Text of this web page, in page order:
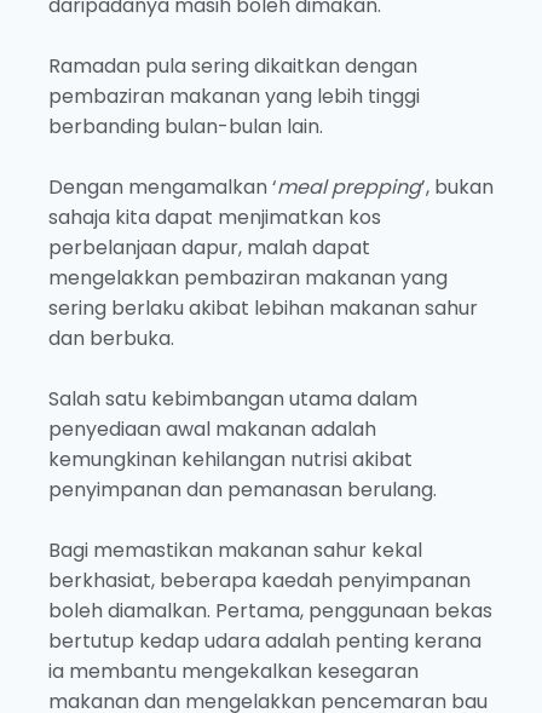
daripadanya masih boleh dimakan.
Ramadan pula sering dikaitkan dengan
pembaziran makanan yang lebih tinggi
berbanding bulan-bulan lain.
Dengan mengamalkan ‘meal prepping’, bukan
sahaja kita dapat menjimatkan kos
perbelanjaan dapur, malah dapat
mengelakkan pembaziran makanan yang
sering berlaku akibat lebihan makanan sahur
dan berbuka.
Salah satu kebimbangan utama dalam
penyediaan awal makanan adalah
kemungkinan kehilangan nutrisi akibat
penyimpanan dan pemanasan berulang.
Bagi memastikan makanan sahur kekal
berkhasiat, beberapa kaedah penyimpanan
boleh diamalkan. Pertama, penggunaan bekas
bertutup kedap udara adalah penting kerana
ia membantu mengekalkan kesegaran
makanan dan mengelakkan pencemaran bau